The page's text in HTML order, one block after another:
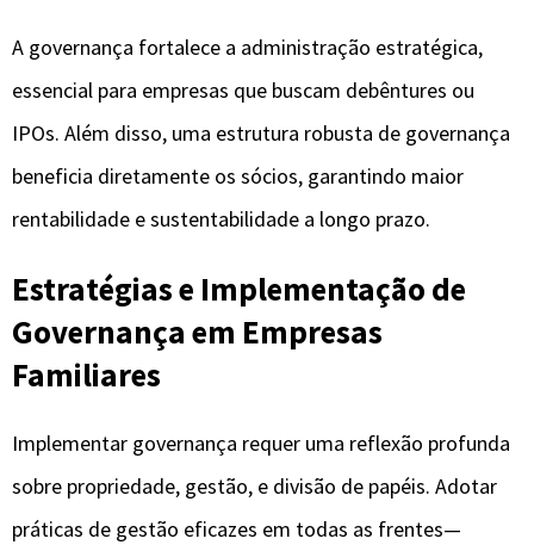
A governança fortalece a administração estratégica,
essencial para empresas que buscam debêntures ou
IPOs. Além disso, uma estrutura robusta de governança
beneficia diretamente os sócios, garantindo maior
rentabilidade e sustentabilidade a longo prazo.
Estratégias e Implementação de
Governança em Empresas
Familiares
Implementar governança requer uma reflexão profunda
sobre propriedade, gestão, e divisão de papéis. Adotar
práticas de gestão eficazes em todas as frentes—